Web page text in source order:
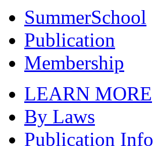
SummerSchool
Publication
Membership
LEARN MORE
By Laws
Publication Info